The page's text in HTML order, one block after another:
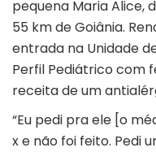
pequena Maria Alice,
55 km de Goiânia.
entrada na Unidade
Perfil Pediátrico com
receita de um
“Eu pedi pra ele [o
x e não foi feito. Pedi